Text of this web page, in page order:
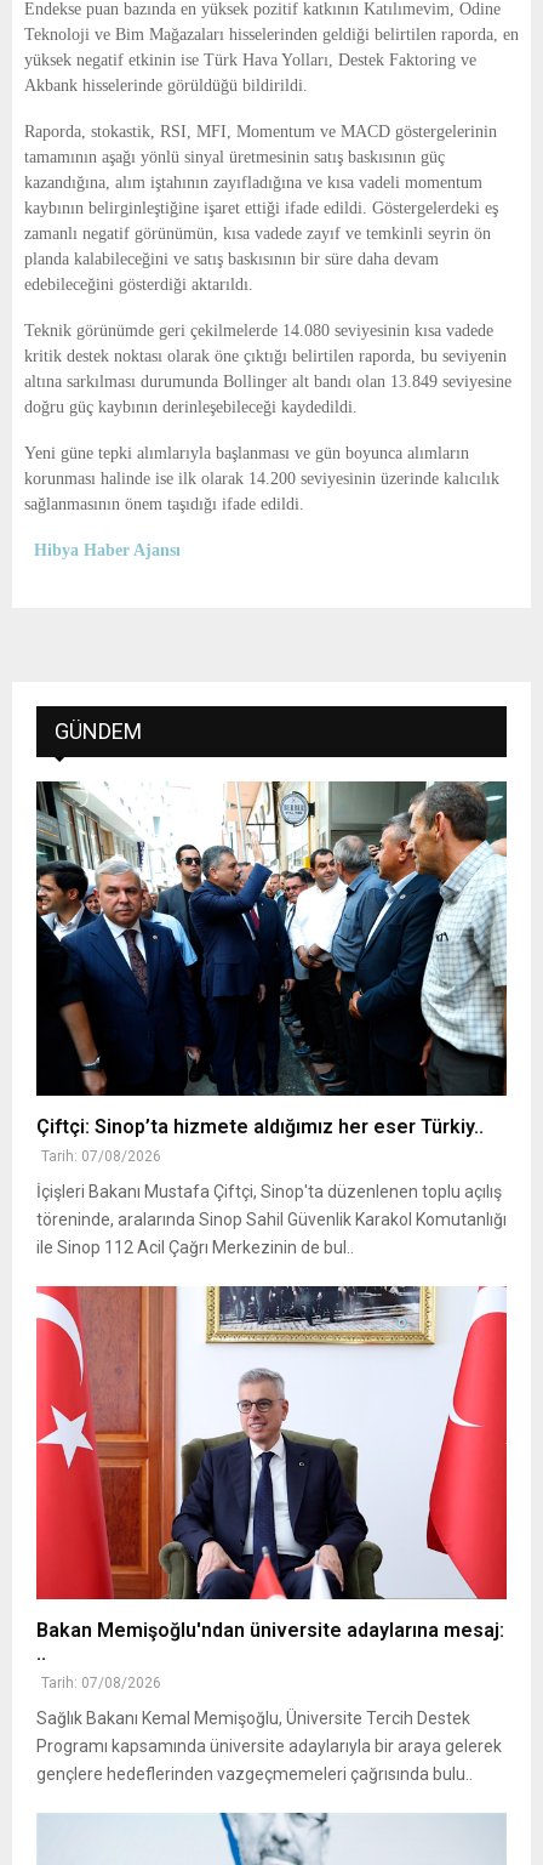
Endekse puan bazında en yüksek pozitif katkının Katılımevim, Odine
Teknoloji ve Bim Mağazaları hisselerinden geldiği belirtilen raporda, en
yüksek negatif etkinin ise Türk Hava Yolları, Destek Faktoring ve
Akbank hisselerinde görüldüğü bildirildi.
Raporda, stokastik, RSI, MFI, Momentum ve MACD göstergelerinin
tamamının aşağı yönlü sinyal üretmesinin satış baskısının güç
kazandığına, alım iştahının zayıfladığına ve kısa vadeli momentum
kaybının belirginleştiğine işaret ettiği ifade edildi. Göstergelerdeki eş
zamanlı negatif görünümün, kısa vadede zayıf ve temkinli seyrin ön
planda kalabileceğini ve satış baskısının bir süre daha devam
edebileceğini gösterdiği aktarıldı.
Teknik görünümde geri çekilmelerde 14.080 seviyesinin kısa vadede
kritik destek noktası olarak öne çıktığı belirtilen raporda, bu seviyenin
altına sarkılması durumunda Bollinger alt bandı olan 13.849 seviyesine
doğru güç kaybının derinleşebileceği kaydedildi.
Yeni güne tepki alımlarıyla başlanması ve gün boyunca alımların
korunması halinde ise ilk olarak 14.200 seviyesinin üzerinde kalıcılık
sağlanmasının önem taşıdığı ifade edildi.
Hibya Haber Ajansı
GÜNDEM
Çiftçi: Sinop’ta hizmete aldığımız her eser Türkiy..
Tarih: 07/08/2026
İçişleri Bakanı Mustafa Çiftçi, Sinop'ta düzenlenen toplu açılış
töreninde, aralarında Sinop Sahil Güvenlik Karakol Komutanlığı
ile Sinop 112 Acil Çağrı Merkezinin de bul..
Bakan Memişoğlu'ndan üniversite adaylarına mesaj:
..
Tarih: 07/08/2026
Sağlık Bakanı Kemal Memişoğlu, Üniversite Tercih Destek
Programı kapsamında üniversite adaylarıyla bir araya gelerek
gençlere hedeflerinden vazgeçmemeleri çağrısında bulu..